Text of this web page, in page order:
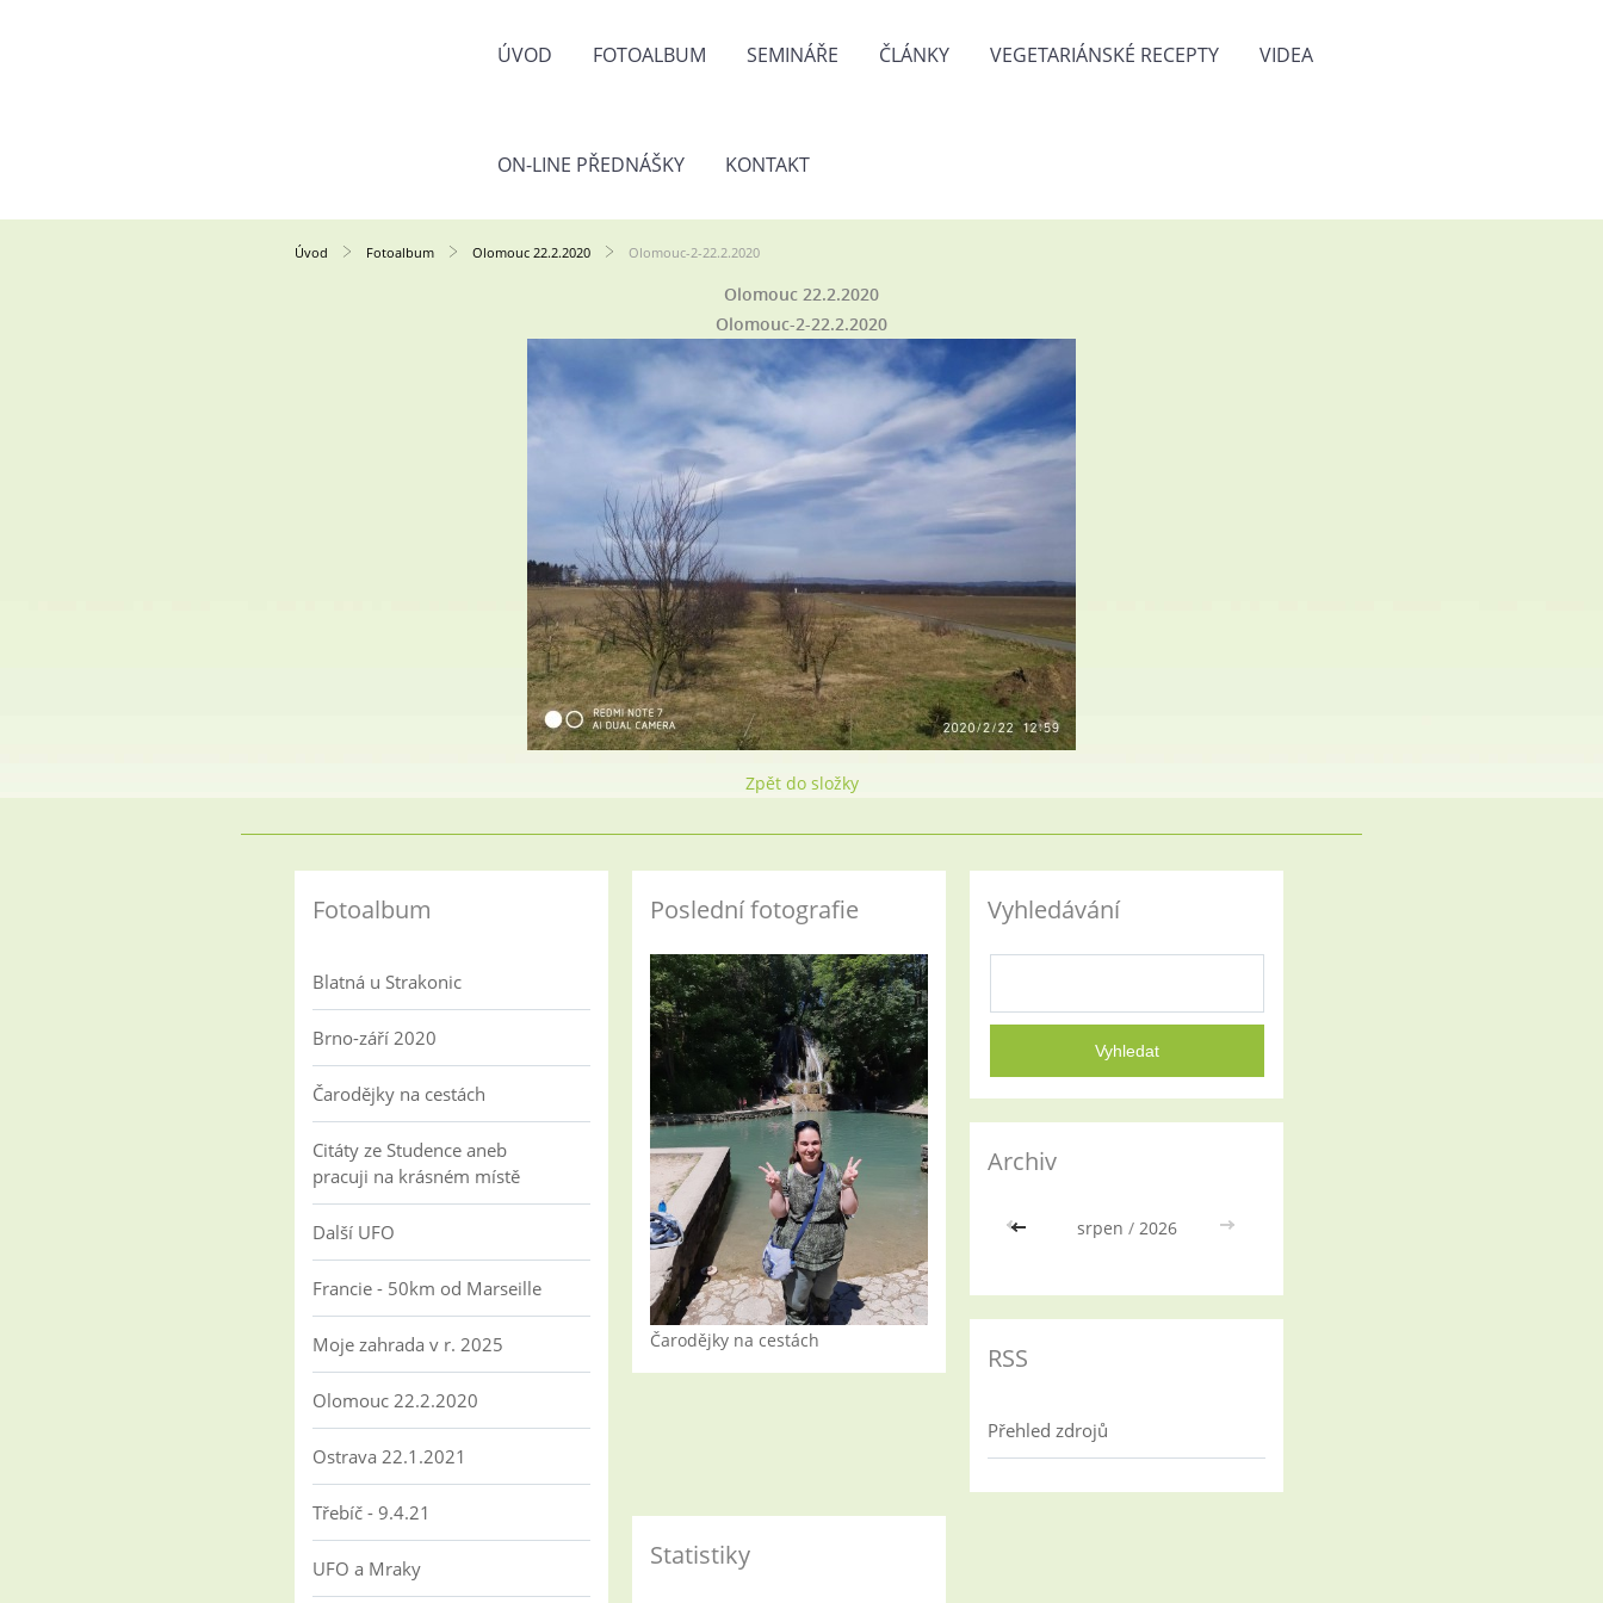
ÚVOD FOTOALBUM SEMINÁŘE ČLÁNKY VEGETARIÁNSKÉ RECEPTY VIDEA
ON-LINE PŘEDNÁŠKY KONTAKT
Úvod Fotoalbum Olomouc 22.2.2020 Olomouc-2-22.2.2020
Olomouc 22.2.2020
Olomouc-2-22.2.2020
Zpět do složky
Fotoalbum
Blatná u Strakonic
Brno-září 2020
Čarodějky na cestách
Citáty ze Studence aneb
pracuji na krásném místě
Další UFO
Francie - 50km od Marseille
Moje zahrada v r. 2025
Olomouc 22.2.2020
Ostrava 22.1.2021
Třebíč - 9.4.21
UFO a Mraky
Poslední fotografie
Čarodějky na cestách
Vyhledávání
Archiv
<< srpen / 2026 >>
RSS
Přehled zdrojů
Statistiky